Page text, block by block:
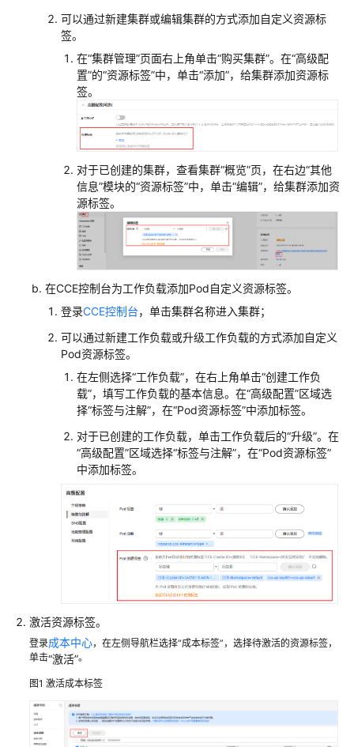
共
持
域
系
统
权
限
可以通过新建集群或编辑集群的方式添加自定义资源标
签。
在“集群管理”页面右上角单击“购买集群”。在“高级配
置”的“资源标签”中，单击“添加”，给集群添加资源标
签。
对于已创建的集群，查看集群“概览”页，在右边“其他
信息”模块的“资源标签”中，单击“编辑”，给集群添加资
源标签。
在CCE控制台为工作负载添加Pod自定义资源标签。
登录CCE控制台，单击集群名称进入集群；
可以通过新建工作负载或升级工作负载的方式添加自定义
Pod资源标签。
在左侧选择“工作负载”，在右上角单击“创建工作负
载”，填写工作负载的基本信息。在“高级配置”区域选
择“标签与注解”，在“Pod资源标签”中添加标签。
对于已创建的工作负载，单击工作负载后的“升级”。在
“高级配置”区域选择“标签与注解”，在“Pod资源标签”
中添加标签。
激活资源标签。
登录成本中心，在左侧导航栏选择“成本标签”，选择待激活的资源标签，
单击“激活”。
图1 激活成本标签